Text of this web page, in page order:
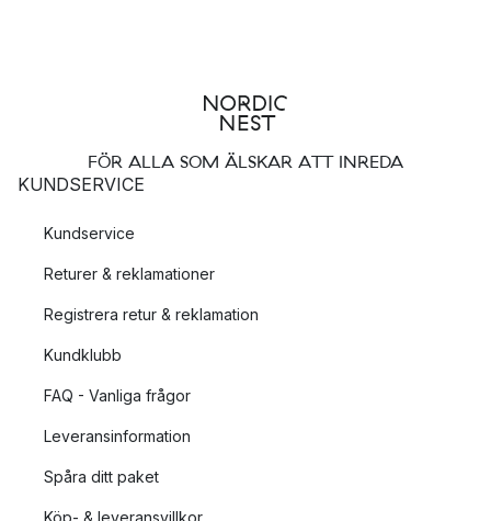
FÖR ALLA SOM ÄLSKAR ATT INREDA
KUNDSERVICE
Kundservice
Returer & reklamationer
Registrera retur & reklamation
Kundklubb
FAQ - Vanliga frågor
Leveransinformation
Spåra ditt paket
Köp- & leveransvillkor